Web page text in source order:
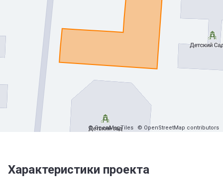
© OpenMapTiles © OpenStreetMap contributors
Характеристики проекта